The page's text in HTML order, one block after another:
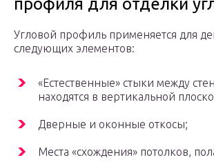
профиля для отделки
Угловой профиль применяется для
следующих элементов:
«Естественные» стыки между
находятся в вертикальной
Дверные и оконные откосы;
Места «схождения» потолков,